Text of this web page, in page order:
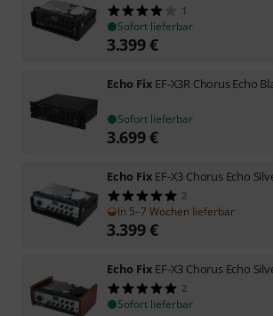
1
Sofort lieferbar
3.399€
Echo Fix EF-X3R Chorus Echo
Sofort lieferbar
3.699€
Echo Fix EF-X3 Chorus Echo
2
In 5–7 Wochen lieferbar
3.399€
Echo Fix EF-X3 Chorus Echo
2
Sofort lieferbar